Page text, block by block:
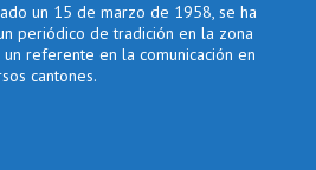
un 15 de marzo de 1958, se ha
periódico de tradición en la zona
referente en la comunicación en
cantones.